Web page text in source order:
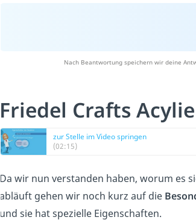
Nach Beantwortung speichern wir deine
Friedel Crafts
zur Stelle im Video springen
(02:15)
Da wir nun verstanden haben, worum es
abläuft gehen wir noch kurz auf die
und sie hat spezielle Eigenschaften.